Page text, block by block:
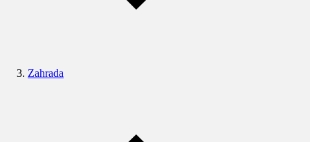
Zahrada